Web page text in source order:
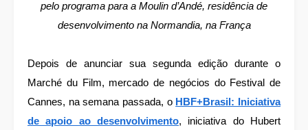
pelo programa para a Moulin d’Andé, residência de
desenvolvimento na Normandia, na França
Depois de anunciar sua segunda edição durante o
Marché du Film, mercado de negócios do Festival de
Cannes, na semana passada, o HBF+Brasil: Iniciativa
de apoio ao desenvolvimento, iniciativa do Hubert